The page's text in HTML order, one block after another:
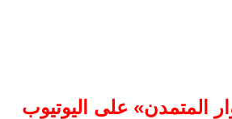
المتمدن» على اليوتيوب